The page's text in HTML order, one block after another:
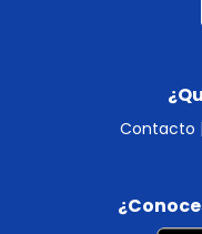
Contacto |